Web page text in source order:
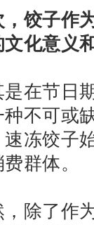
饺子作
化意义
是在节日
种不可或
冻饺子
群体。
，除了作